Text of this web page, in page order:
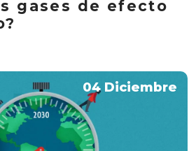
gases de efecto
04 Diciembre